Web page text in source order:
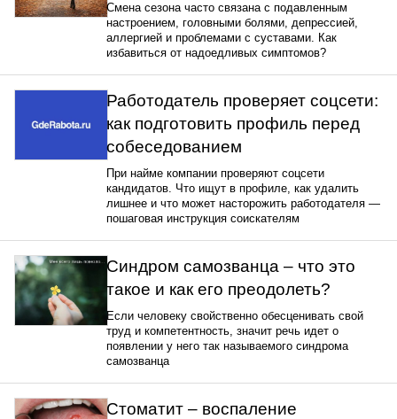
Смена сезона часто связана с подавленным
настроением, головными болями, депрессией,
аллергией и проблемами с суставами. Как
избавиться от надоедливых симптомов?
Работодатель проверяет соцсети:
как подготовить профиль перед
собеседованием
При найме компании проверяют соцсети
кандидатов. Что ищут в профиле, как удалить
лишнее и что может насторожить работодателя —
пошаговая инструкция соискателям
Синдром самозванца – что это
такое и как его преодолеть?
Если человеку свойственно обесценивать свой
труд и компетентность, значит речь идет о
появлении у него так называемого синдрома
самозванца
Стоматит – воспаление